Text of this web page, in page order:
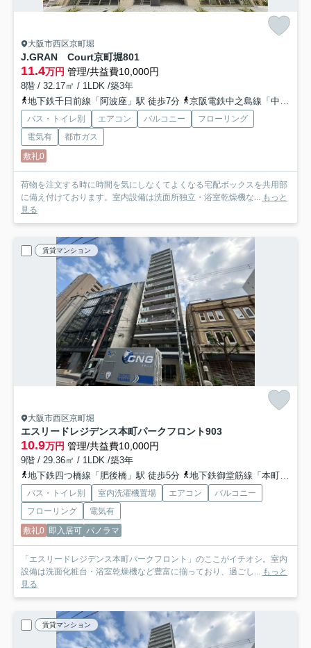
大阪市西区京町堀
J.GRAN Court京町堀801
11.4万円 管理/共益費10,000円
8階 / 32.17㎡ / 1LDK /築3年
地下鉄千日前線「阿波座」駅 徒歩7分
京阪電鉄中之島線「中之島」駅 徒歩14分
バス・トイレ別 エアコン バルコニー
フローリング
電気有
都市ガス
敷礼0
荷物を注文する時に時間を気にしなくてよくなる宅配ボックスを共用部
に備え付けております。室内設備は洗面所独立・浴室乾燥機な... もっと
見る
賃貸マンション
大阪市西区京町堀
エスリードレジデンス本町パークフロント903
10.9万円 管理/共益費10,000円
9階 / 29.36㎡ / 1LDK /築3年
地下鉄四つ橋線「肥後橋」駅 徒歩5分
地下鉄御堂筋線「本町」駅 徒歩9分
バス・トイレ別 室内洗濯機置場 エアコン
バルコニー
フローリング
電気有
敷礼0 即入居可 パノラマ
「エスリードレジデンス本町パークフロント」のここがイチオシ。室内
設備は洗面化粧台・浴室乾燥機など豊富に揃っており、過ごし... もっと
見る
賃貸マンション